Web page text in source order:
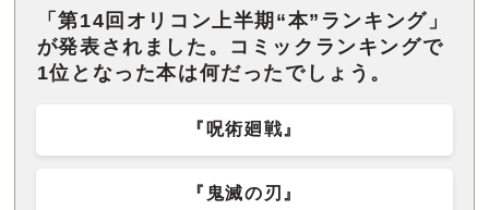
「第14回オリコン上半期“本”ランキング」
が発表されました。コミックランキングで
1位となった本は何だったでしょう。
『呪術廻戦』
『鬼滅の刃』